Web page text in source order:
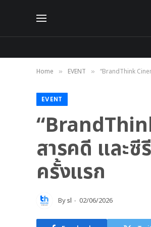
Home » EVENT » “BrandThink
EVENT
สารคดี และ
ครั้งแรก
Bysl 02/06/2026